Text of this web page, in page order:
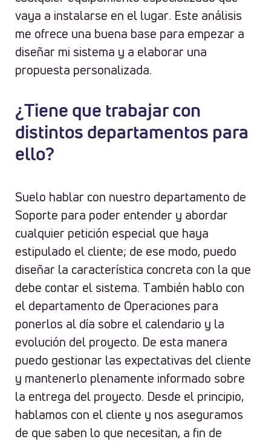
vaya a instalarse en el lugar. Este análisis
me ofrece una buena base para empezar a
diseñar mi sistema y a elaborar una
propuesta personalizada.
¿Tiene que trabajar con
distintos departamentos para
ello?
Suelo hablar con nuestro departamento de
Soporte para poder entender y abordar
cualquier petición especial que haya
estipulado el cliente; de ese modo, puedo
diseñar la característica concreta con la que
debe contar el sistema. También hablo con
el departamento de Operaciones para
ponerlos al día sobre el calendario y la
evolución del proyecto. De esta manera
puedo gestionar las expectativas del cliente
y mantenerlo plenamente informado sobre
la entrega del proyecto. Desde el principio,
hablamos con el cliente y nos aseguramos
de que saben lo que necesitan, a fin de